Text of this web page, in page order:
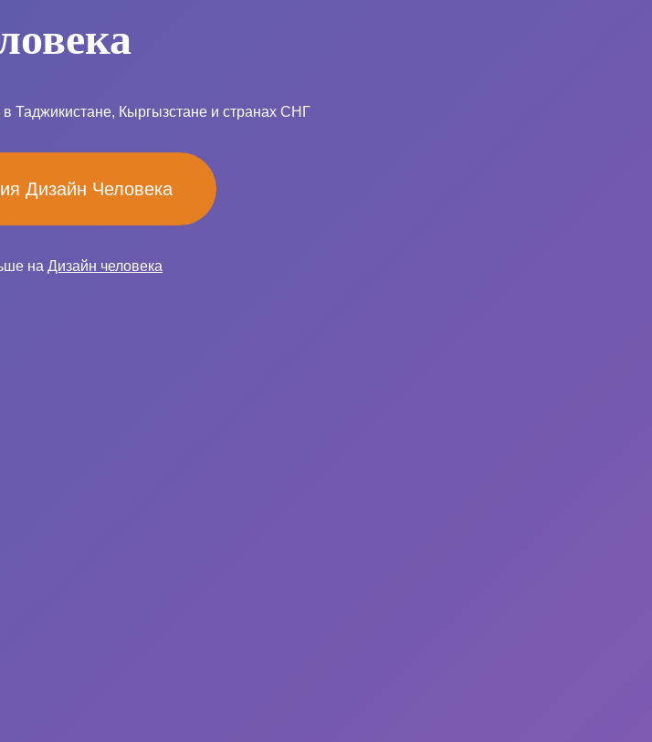
Таджикистане, Кыргызстане и странах СНГ
Дизайн Человека
на Дизайн человека